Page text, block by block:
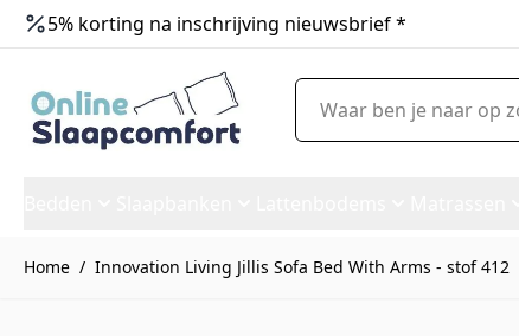
5% korting na inschrijving nieuwsbrief *
Waar ben je naar op zoek?
Home / Innovation Living Jillis Sofa Bed With Arms - stof 412